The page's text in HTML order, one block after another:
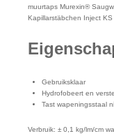
muurtaps Murexin®
Kapillarstäbchen Inject
Gebruiksklaar
Hydrofobeert en
Tast wapeningsstaal
Verbruik: ± 0,1 kg/lm/cm